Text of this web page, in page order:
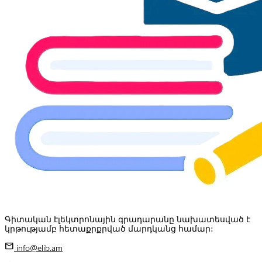
Գիտական էլեկտրոնային գրադարանը նախատեսված է
կրթությամբ հետաքրքրված մարդկանց համար:
mail info@elib.am